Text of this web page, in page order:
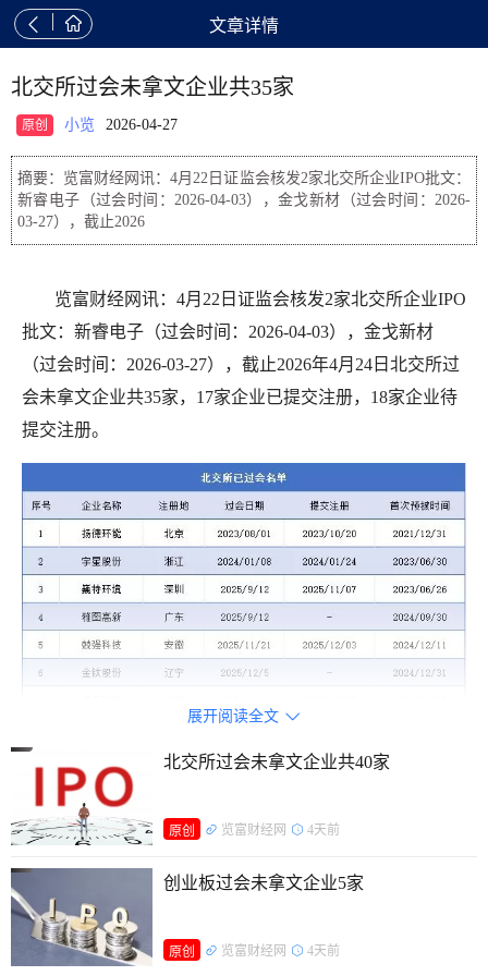
  文章详情
北交所过会未拿文企业共35家
原创 小览 2026-04-27
摘要：览富财经网讯：4月22日证监会核发2家北交所企业IPO批文：
新睿电子（过会时间：2026-04-03），金戈新材（过会时间：2026-
03-27），截止2026
览富财经网讯：4月22日证监会核发2家北交所企业IPO
批文：新睿电子（过会时间：2026-04-03），金戈新材
（过会时间：2026-03-27），截止2026年4月24日北交所过
会未拿文企业共35家，17家企业已提交注册，18家企业待
提交注册。
展开阅读全文 
北交所过会未拿文企业共40家
原创 览富财经网 4天前
创业板过会未拿文企业5家
原创 览富财经网 4天前